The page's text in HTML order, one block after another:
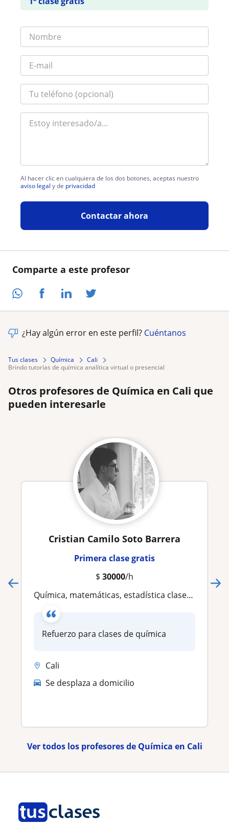
Comparte a este profesor
Al hacer clic en cualquiera de los dos botones, aceptas nuestro
aviso legal y de privacidad
Contactar ahora
¿Hay algún error en este perfil? Cuéntanos
Tus clases Química
Cali
brindo tutorías de química analítica virtual o presencial
Otros profesores de Química en Cali que
pueden interesarle
Cristian Camilo Soto Barrera
Primera clase gratis
$ 30000/h
Química, matemáticas, estadística clases particulares
Refuerzo para clases de química
Cali
Se desplaza a domicilio
Ver todos los profesores de Química en Cali